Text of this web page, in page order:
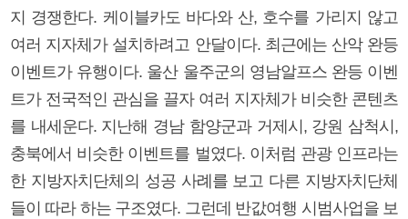
지 경쟁한다. 케이블카도 바다와 산, 호수를 가리지 않고
여러 지자체가 설치하려고 안달이다. 최근에는 산악 완등
이벤트가 유행이다. 울산 울주군의 영남알프스 완등 이벤
트가 전국적인 관심을 끌자 여러 지자체가 비슷한 콘텐츠
를 내세운다. 지난해 경남 함양군과 거제시, 강원 삼척시,
충북에서 비슷한 이벤트를 벌였다. 이처럼 관광 인프라는
한 지방자치단체의 성공 사례를 보고 다른 지방자치단체
들이 따라 하는 구조였다. 그런데 반값여행 시범사업을 보